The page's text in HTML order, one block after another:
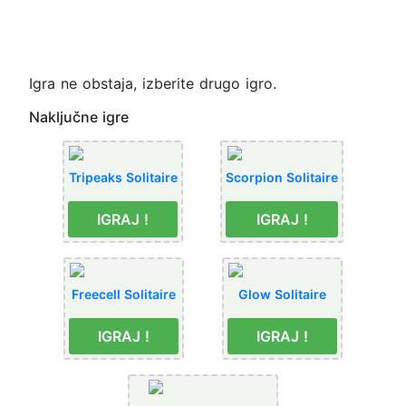
Igra ne obstaja, izberite drugo igro.
Naključne igre
Tripeaks Solitaire
IGRAJ !
Scorpion Solitaire
IGRAJ !
Freecell Solitaire
IGRAJ !
Glow Solitaire
IGRAJ !